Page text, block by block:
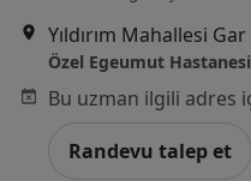
Özel Egeumut Hastanesi
Randevu talep et